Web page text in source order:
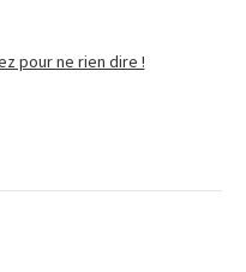
pour ne rien dire !